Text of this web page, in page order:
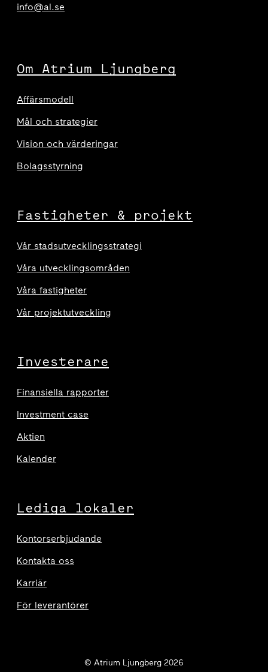
info@al.se
Om Atrium Ljungberg
Affärsmodell
Mål och strategier
Vision och värderingar
Bolagsstyrning
Fastigheter & projekt
Vår stadsutvecklingsstrategi
Våra utvecklingsområden
Våra fastigheter
Vår projektutveckling
Investerare
Finansiella rapporter
Investment case
Aktien
Kalender
Lediga lokaler
Kontorserbjudande
Kontakta oss
Karriär
För leverantörer
© Atrium Ljungberg 2026